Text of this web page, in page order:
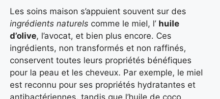
Les soins maison s’appuient souvent sur des
ingrédients naturels comme le miel, l’ huile
d’olive, l’avocat, et bien plus encore. Ces
ingrédients, non transformés et non raffinés,
conservent toutes leurs propriétés bénéfiques
pour la peau et les cheveux. Par exemple, le miel
est reconnu pour ses propriétés hydratantes et
antibactériennes, tandis que l’huile de coco